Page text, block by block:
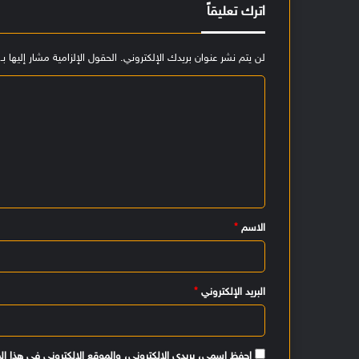
اترك تعليقاً
لن يتم نشر عنوان بريدك الإلكتروني. الحقول الإلزامية مشار إليها
الاسم*
البريد الإلكتروني*